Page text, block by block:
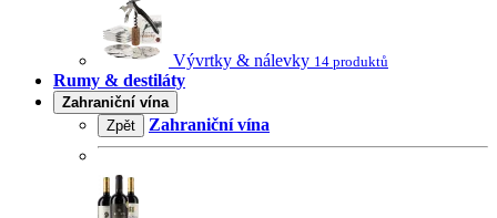
Vývrtky & nálevky 14 produktů
Rumy & destiláty
Zahraniční vína
Zpět
Zahraniční vína